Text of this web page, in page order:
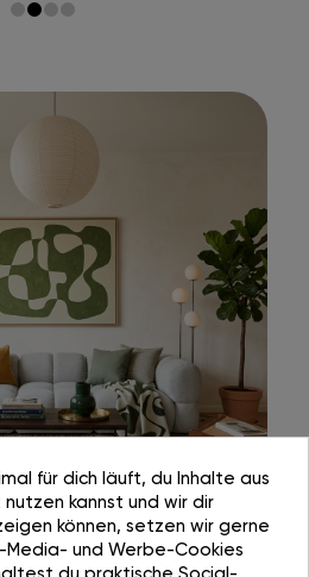
für dich läuft, du Inhalte aus
kannst und wir dir
können, setzen wir gerne
Media- und Werbe-Cookies